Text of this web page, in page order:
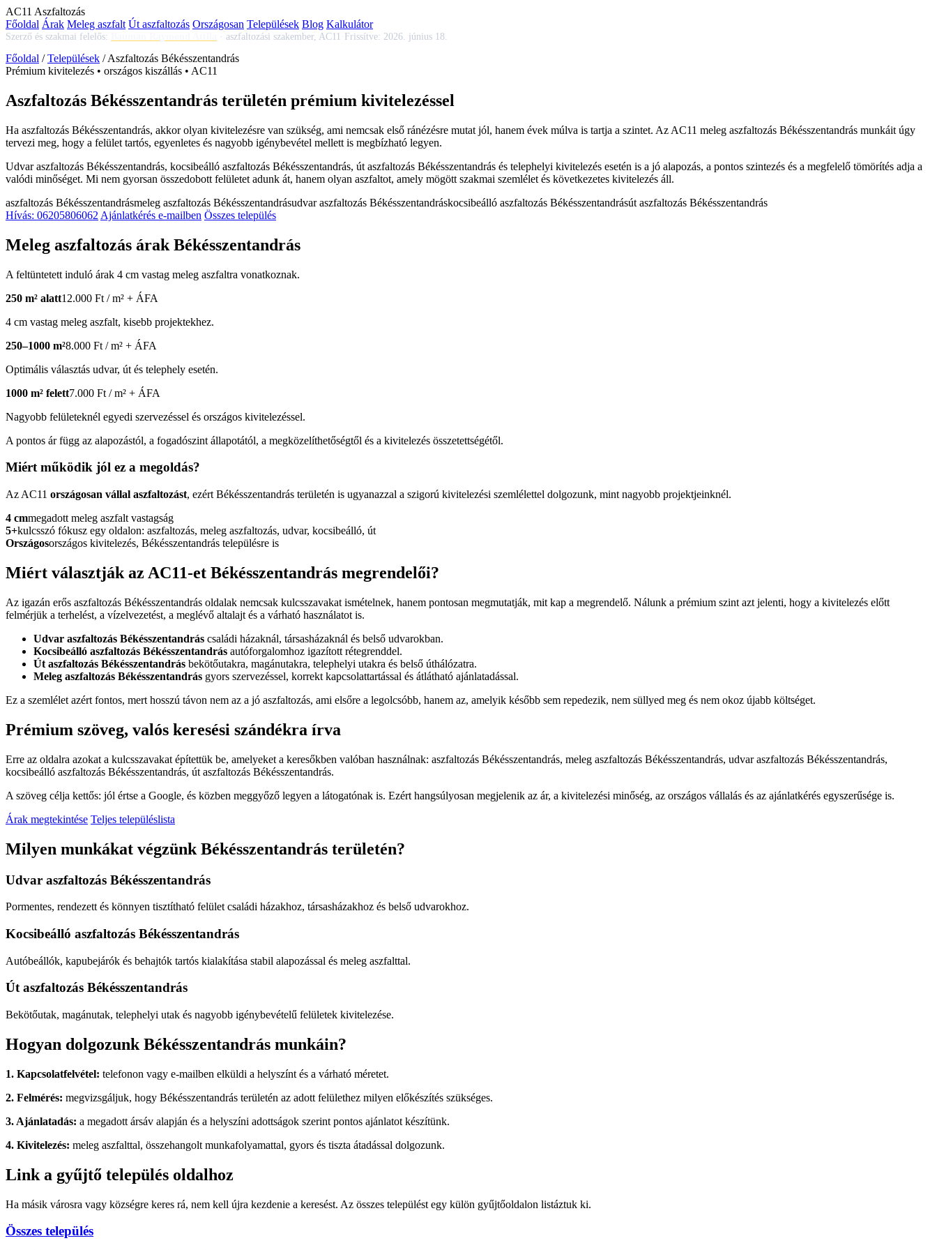
AC11 Aszfaltozás
Főoldal Árak Meleg aszfalt Út aszfaltozás Országosan Települések Blog Kalkulátor
Szerző és szakmai felelős: · aszfaltozási szakember, AC11 Frissítve: 2026. június 18.
Főoldal /Települések /Aszfaltozás Békésszentandrás
Prémium kivitelezés • országos kiszállás • AC11
Aszfaltozás Békésszentandrás területén prémium kivitelezéssel
Ha aszfaltozás Békésszentandrás, akkor olyan kivitelezésre van szükség, ami nemcsak első ránézésre mutat jól, hanem évek múlva is tartja a szintet. Az AC11 meleg aszfaltozás Békésszentandrás munkáit úgy
tervezi meg, hogy a felület tartós, egyenletes és nagyobb igénybevétel mellett is megbízható legyen.
Udvar aszfaltozás Békésszentandrás, kocsibeálló aszfaltozás Békésszentandrás, út aszfaltozás Békésszentandrás és telephelyi kivitelezés esetén is a jó alapozás, a pontos szintezés és a megfelelő tömörítés adja a
valódi minőséget. Mi nem gyorsan összedobott felületet adunk át, hanem olyan aszfaltot, amely mögött szakmai szemlélet és következetes kivitelezés áll.
aszfaltozás Békésszentandrásmeleg aszfaltozás Békésszentandrásudvar aszfaltozás Békésszentandráskocsibeálló aszfaltozás Békésszentandrásút aszfaltozás Békésszentandrás
Hívás: 06205806062 Ajánlatkérés e-mailben Összes település
Meleg aszfaltozás árak Békésszentandrás
A feltüntetett induló árak 4 cm vastag meleg aszfaltra vonatkoznak.
250 m² alatt12.000 Ft / m² + ÁFA
4 cm vastag meleg aszfalt, kisebb projektekhez.
250–1000 m²8.000 Ft / m² + ÁFA
Optimális választás udvar, út és telephely esetén.
1000 m² felett7.000 Ft / m² + ÁFA
Nagyobb felületeknél egyedi szervezéssel és országos kivitelezéssel.
A pontos ár függ az alapozástól, a fogadószint állapotától, a megközelíthetőségtől és a kivitelezés összetettségétől.
Miért működik jól ez a megoldás?
Az AC11 országosan vállal aszfaltozást, ezért Békésszentandrás területén is ugyanazzal a szigorú kivitelezési szemlélettel dolgozunk, mint nagyobb projektjeinknél.
4 cmmegadott meleg aszfalt vastagság
5+kulcsszó fókusz egy oldalon: aszfaltozás, meleg aszfaltozás, udvar, kocsibeálló, út
Országosországos kivitelezés, Békésszentandrás településre is
Miért választják az AC11-et Békésszentandrás megrendelői?
Az igazán erős aszfaltozás Békésszentandrás oldalak nemcsak kulcsszavakat ismételnek, hanem pontosan megmutatják, mit kap a megrendelő. Nálunk a prémium szint azt jelenti, hogy a kivitelezés előtt
felmérjük a terhelést, a vízelvezetést, a meglévő altalajt és a várható használatot is.
Udvar aszfaltozás Békésszentandrás családi házaknál, társasházaknál és belső udvarokban.
Kocsibeálló aszfaltozás Békésszentandrás autóforgalomhoz igazított rétegrenddel.
Út aszfaltozás Békésszentandrás bekötőutakra, magánutakra, telephelyi utakra és belső úthálózatra.
Meleg aszfaltozás Békésszentandrás gyors szervezéssel, korrekt kapcsolattartással és átlátható ajánlatadással.
Ez a szemlélet azért fontos, mert hosszú távon nem az a jó aszfaltozás, ami elsőre a legolcsóbb, hanem az, amelyik később sem repedezik, nem süllyed meg és nem okoz újabb költséget.
Prémium szöveg, valós keresési szándékra írva
Erre az oldalra azokat a kulcsszavakat építettük be, amelyeket a keresőkben valóban használnak: aszfaltozás Békésszentandrás, meleg aszfaltozás Békésszentandrás, udvar aszfaltozás Békésszentandrás,
kocsibeálló aszfaltozás Békésszentandrás, út aszfaltozás Békésszentandrás.
A szöveg célja kettős: jól értse a Google, és közben meggyőző legyen a látogatónak is. Ezért hangsúlyosan megjelenik az ár, a kivitelezési minőség, az országos vállalás és az ajánlatkérés egyszerűsége is.
Árak megtekintése Teljes településlista
Milyen munkákat végzünk Békésszentandrás területén?
Udvar aszfaltozás Békésszentandrás
Pormentes, rendezett és könnyen tisztítható felület családi házakhoz, társasházakhoz és belső udvarokhoz.
Kocsibeálló aszfaltozás Békésszentandrás
Autóbeállók, kapubejárók és behajtók tartós kialakítása stabil alapozással és meleg aszfalttal.
Út aszfaltozás Békésszentandrás
Bekötőutak, magánutak, telephelyi utak és nagyobb igénybevételű felületek kivitelezése.
Hogyan dolgozunk Békésszentandrás munkáin?
1. Kapcsolatfelvétel: telefonon vagy e-mailben elküldi a helyszínt és a várható méretet.
2. Felmérés: megvizsgáljuk, hogy Békésszentandrás területén az adott felülethez milyen előkészítés szükséges.
3. Ajánlatadás: a megadott ársáv alapján és a helyszíni adottságok szerint pontos ajánlatot készítünk.
4. Kivitelezés: meleg aszfalttal, összehangolt munkafolyamattal, gyors és tiszta átadással dolgozunk.
Link a gyűjtő település oldalhoz
Ha másik városra vagy községre keres rá, nem kell újra kezdenie a keresést. Az összes települést egy külön gyűjtőoldalon listáztuk ki.
Összes település